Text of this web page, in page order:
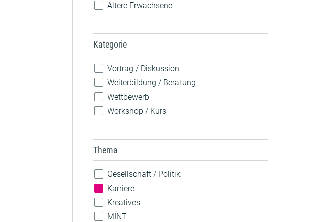
Ältere Erwachsene
Kategorie
Vortrag / Diskussion
Weiterbildung / Beratung
Wettbewerb
Workshop / Kurs
Thema
Gesellschaft / Politik
Karriere
Kreatives
MINT